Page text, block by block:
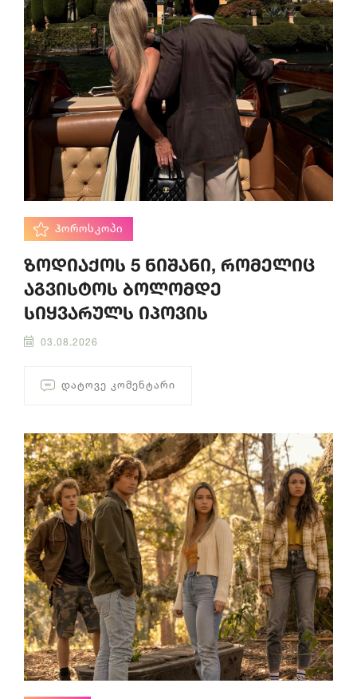
ᲰᲝᲠᲝᲡᲙᲝᲞᲘ
ზოდიაქოს 5 ნიშანი, რომელიც
აგვისტოს ბოლომდე
სიყვარულს იპოვის
03.08.2026
ᲓᲐᲢᲝᲕᲔ ᲙᲝᲛᲔᲜᲢᲐᲠᲘ